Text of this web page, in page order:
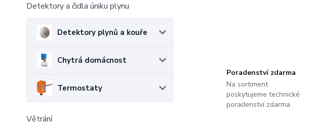
Detektory a čidla úniku plynu
Detektory plynů a kouře
Chytrá domácnost
Termostaty
Větrání
Poradenství zdarma
Na sortiment
poskytujeme technické
poradenství zdarma